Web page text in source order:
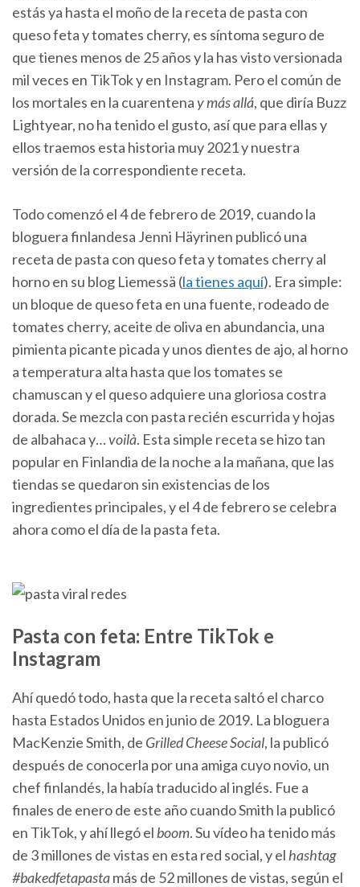
estás ya hasta el moño de la receta de pasta con
queso feta y tomates cherry, es síntoma seguro de
que tienes menos de 25 años y la has visto versionada
mil veces en TikTok y en Instagram. Pero el común de
los mortales en la cuarentena y más allá, que diría Buzz
Lightyear, no ha tenido el gusto, así que para ellas y
ellos traemos esta historia muy 2021 y nuestra
versión de la correspondiente receta.
Todo comenzó el 4 de febrero de 2019, cuando la
bloguera finlandesa Jenni Häyrinen publicó una
receta de pasta con queso feta y tomates cherry al
horno en su blog Liemessä (la tienes aquí). Era simple:
un bloque de queso feta en una fuente, rodeado de
tomates cherry, aceite de oliva en abundancia, una
pimienta picante picada y unos dientes de ajo, al horno
a temperatura alta hasta que los tomates se
chamuscan y el queso adquiere una gloriosa costra
dorada. Se mezcla con pasta recién escurrida y hojas
de albahaca y…voilà. Esta simple receta se hizo tan
popular en Finlandia de la noche a la mañana, que las
tiendas se quedaron sin existencias de los
ingredientes principales, y el 4 de febrero se celebra
ahora como el día de la pasta feta.
Pasta con feta: Entre TikTok e
Instagram
Ahí quedó todo, hasta que la receta saltó el charco
hasta Estados Unidos en junio de 2019. La bloguera
MacKenzie Smith, de Grilled Cheese Social, la publicó
después de conocerla por una amiga cuyo novio, un
chef finlandés, la había traducido al inglés. Fue a
finales de enero de este año cuando Smith la publicó
en TikTok, y ahí llegó el boom. Su vídeo ha tenido más
de 3 millones de vistas en esta red social, y el hashtag
#bakedfetapastamás de 52 millones de vistas, según el